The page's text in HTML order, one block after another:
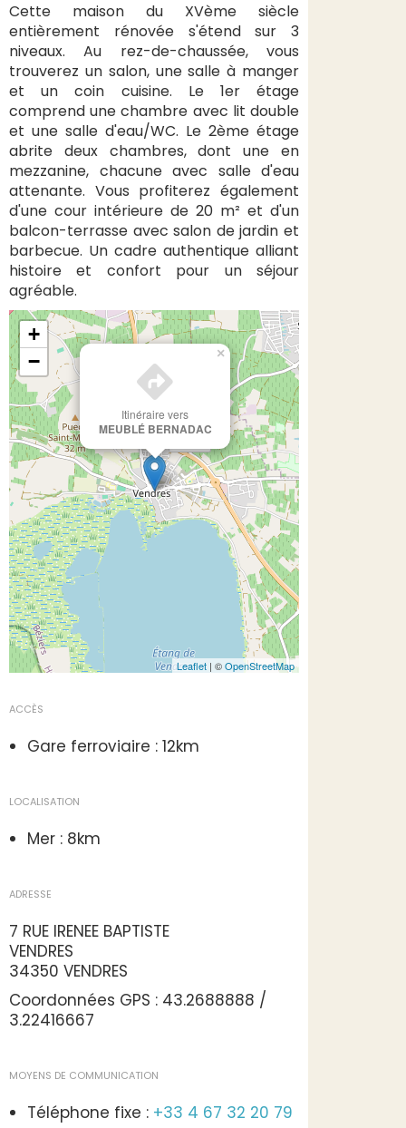
Cette maison du XVème siècle
entièrement rénovée s'étend sur 3
niveaux. Au rez-de-chaussée, vous
trouverez un salon, une salle à manger
et un coin cuisine. Le 1er étage
comprend une chambre avec lit double
et une salle d'eau/WC. Le 2ème étage
abrite deux chambres, dont une en
mezzanine, chacune avec salle d'eau
attenante. Vous profiterez également
d'une cour intérieure de 20 m² et d'un
balcon-terrasse avec salon de jardin et
barbecue. Un cadre authentique alliant
histoire et confort pour un séjour
agréable.
Itinéraire vers
MEUBLÉ BERNADAC
×
+
−
Leaflet | ©OpenStreetMap
ACCÈS
Gare ferroviaire : 12km
LOCALISATION
Mer : 8km
ADRESSE
7 RUE IRENEE BAPTISTE
VENDRES
34350 VENDRES
Coordonnées GPS : 43.2688888 /
3.22416667
MOYENS DE COMMUNICATION
Téléphone fixe : +33 4 67 32 20 79